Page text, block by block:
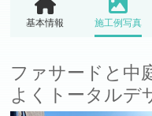
基本情報 施工例写真
ファサードと中
よくトータルデ